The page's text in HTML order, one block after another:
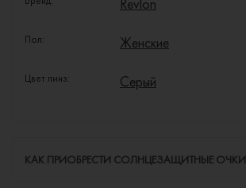
Пол: Женские
Цвет линз: Серый
КАК ПРИОБРЕСТИ СОЛНЦЕЗАЩИТНЫЕ ОЧКИ